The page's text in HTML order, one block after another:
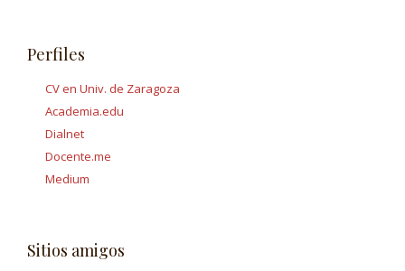
Perfiles
CV en Univ. de Zaragoza
Academia.edu
Dialnet
Docente.me
Medium
Sitios amigos